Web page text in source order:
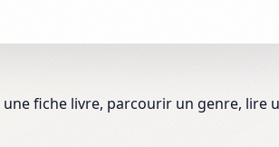
fiche livre, parcourir un genre, lire